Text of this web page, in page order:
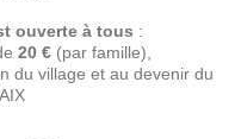
ouverte à tous :
20 €(par famille),
du village et au devenir du